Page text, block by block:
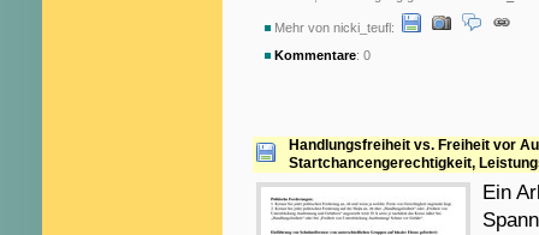
Mehr von nicki_teufl:
Kommentare: 0
Handlungsfreiheit vs. Freiheit vor
Startchancengerechtigkeit,
Ein